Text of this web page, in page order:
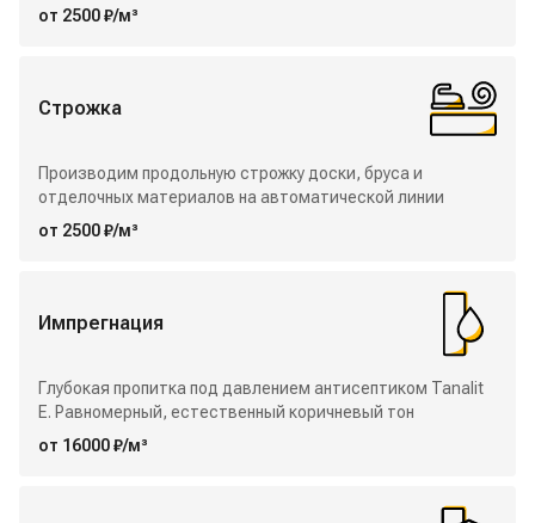
от 2500 ₽/м³
Строжка
Производим продольную строжку доски, бруса и
отделочных материалов на автоматической линии
от 2500 ₽/м³
Импрегнация
Глубокая пропитка под давлением антисептиком Tanalit
E. Равномерный, естественный коричневый тон
от 16000 ₽/м³